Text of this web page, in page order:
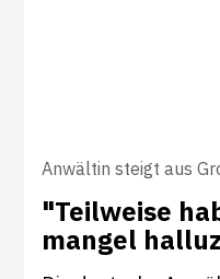
Anwältin steigt aus
"Teil­weise
mangel